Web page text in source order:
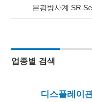
분광방사계 SR
업종별 검색
디스플레이